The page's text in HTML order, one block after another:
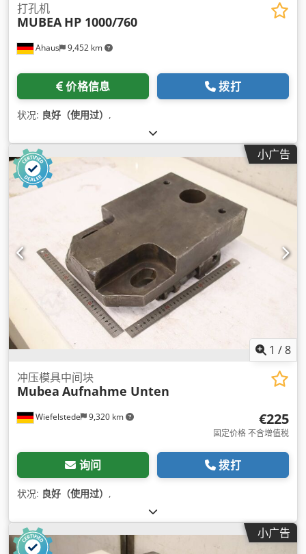
Ahaus 9,452 km
打孔机
MUBEA HP 1000/760
价格信息 拨打
状况: 良好（使用过） ,
小广告
1 /8
Wiefelstede 9,320 km
冲压模具中间块
Mubea Aufnahme Unten
€225
固定价格 不含增值税
询问 拨打
状况: 良好（使用过） ,
小广告